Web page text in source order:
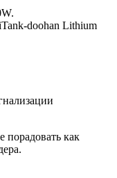
doohan Lithium
порадовать как